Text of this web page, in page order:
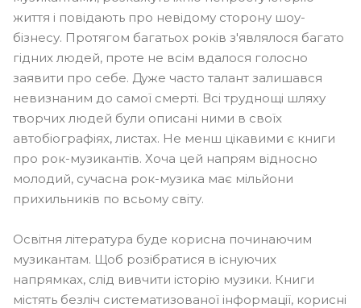
життя і повідають про невідому сторону шоу-
бізнесу. Протягом багатьох років з'являлося багато
гідних людей, проте не всім вдалося голосно
заявити про себе. Дуже часто талант залишався
невизнаним до самої смерті. Всі труднощі шляху
творчих людей були описані ними в своїх
автобіографіях, листах. Не менш цікавими є книги
про рок-музикантів. Хоча цей напрям відносно
молодий, сучасна рок-музика має мільйони
прихильників по всьому світу.
Освітня література буде корисна починаючим
музикантам. Щоб розібратися в існуючих
напрямках, слід вивчити історію музики. Книги
містять безліч систематизованої інформації, корисні